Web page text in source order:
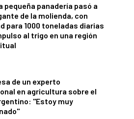
pequeña panadería pasó a
de la molienda, con
para 1000 toneladas diarias
al trigo en una región
de un experto
en agricultura sobre el
"Estoy muy